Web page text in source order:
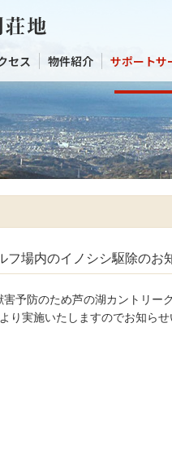
セス 物件紹介 サポートサ
場内のイノシシ駆除のお
予防のため芦の湖カントリー
り実施いたしますのでお知ら